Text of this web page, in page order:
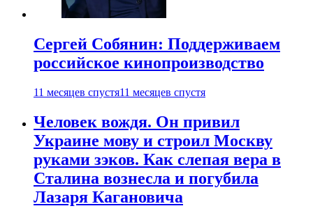
Сергей Собянин: Поддерживаем
российское кинопроизводство
11 месяцев спустя11 месяцев спустя
Человек вождя. Он привил
Украине мову и строил Москву
руками зэков. Как слепая вера в
Сталина вознесла и погубила
Лазаря Кагановича